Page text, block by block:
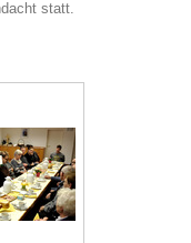
statt.